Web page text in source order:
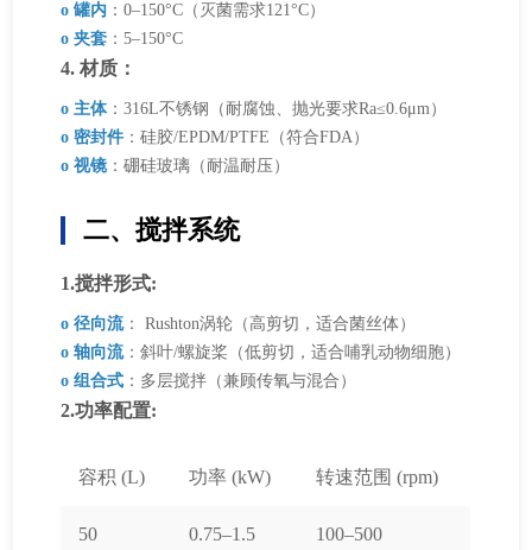
o 罐内 ：0–150°C（灭菌需求121°C）
o 夹套 ：5–150°C
4. 材质：
o 主体：316L不锈钢（耐腐蚀、抛光要求Ra≤0.6μm）
o 密封件 ：硅胶/EPDM/PTFE（符合FDA）
o 视镜 ：硼硅玻璃（耐温耐压）
二、搅拌系统
1.搅拌形式:
o 径向流： Rushton涡轮（高剪切，适合菌丝体）
o 轴向流：斜叶/螺旋桨（低剪切，适合哺乳动物细胞）
o 组合式 ：多层搅拌（兼顾传氧与混合）
2.功率配置:
容积 (L) 功率 (kW) 转速范围 (rpm)
50 0.75–1.5 100–500